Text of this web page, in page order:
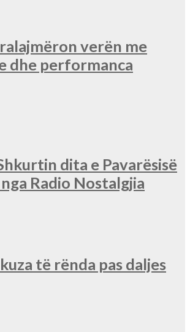
verën me
dhe performanca
dita e Pavarësisë
Radio Nostalgjia
të rënda pas daljes